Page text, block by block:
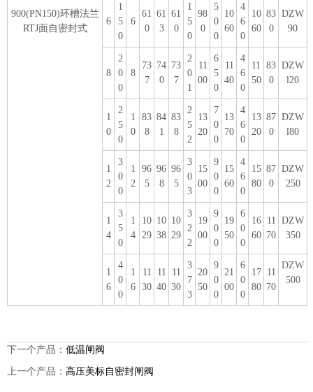
900(PN150)环槽法兰
RTJ面自密封式
6
1
5
0
6
61
0
61
3
61
0
1
5
0
98
0
5
0
0
10
60
4
6
0
10
60
83
0
DZW
90
8
2
0
0
8
73
7
74
0
73
7
2
0
1
11
00
6
5
0
11
40
4
6
0
11
50
83
0
DZW
l20
1
0
2
5
0
1
0
83
8
84
1
83
8
2
5
2
13
20
7
0
0
13
70
4
6
0
13
20
87
0
DZW
l80
1
2
3
0
0
1
2
96
5
96
8
96
5
3
0
3
15
00
9
0
0
15
60
4
6
0
15
80
87
0
DZW
250
1
4
3
5
0
1
4
10
29
10
38
10
29
3
2
2
19
00
9
0
0
19
50
6
0
0
16
60
11
70
DZW
350
1
6
4
0
0
1
6
11
30
11
40
11
30
3
7
3
20
50
9
0
0
21
00
6
0
0
17
80
11
70
DZW
500
下一个产品： 低温闸阀
上一个产品： 高压美标自密封闸阀